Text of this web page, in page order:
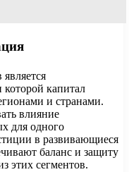
которой капитал
и странами.
влияние
для одного
в развивающиеся
баланс и защиту
этих сегментов.